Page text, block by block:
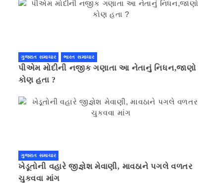
ગુજરાત સમાચાર ભારત સમાચાર
પીએમ મોદીની નજીક ગણાતા આ નેતાનું નિધન,જાણો
કોણ હતા ?
ગુજરાત સમાચાર
ખેડૂતોની વહારે જીજ્ઞેશ મેવાણી, માવઠાને પગલે વળતર
ચુકવવા માંગ